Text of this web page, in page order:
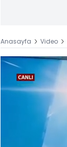
Anasayfa Video